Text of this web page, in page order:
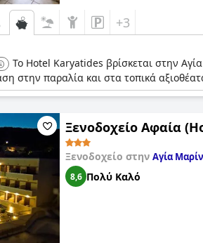
+3
Το Hotel Karyatides βρίσκεται στην
στην παραλία και στα τοπικά
Ξενοδοχείο Αφαία
Ξενοδοχείο στην Αγία
8,6 Πολύ Καλό